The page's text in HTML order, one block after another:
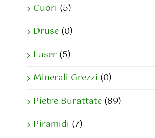
Cuori (5)
Druse (0)
Laser (5)
Minerali Grezzi (0)
Pietre Burattate (89)
Piramidi (7)